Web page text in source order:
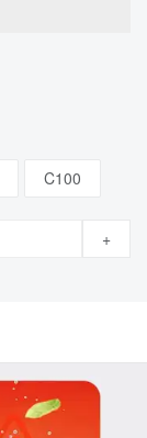
C100
+